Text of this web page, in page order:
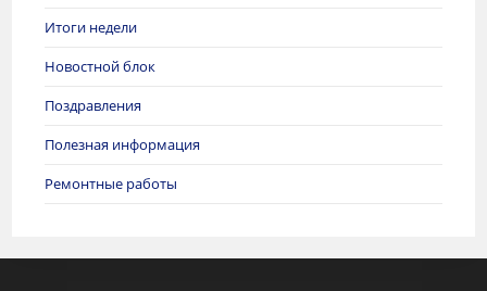
Итоги недели
Новостной блок
Поздравления
Полезная информация
Ремонтные работы